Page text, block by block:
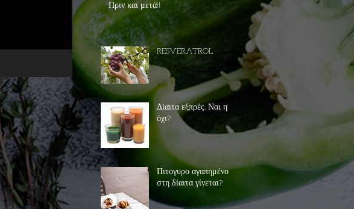
Πριν και μετά!!
RESVERATROL
Δίαιτα εξπρές. Ναι η
όχι?
Πιτογυρο αγαπημένο
στη δίαιτα γίνεται?